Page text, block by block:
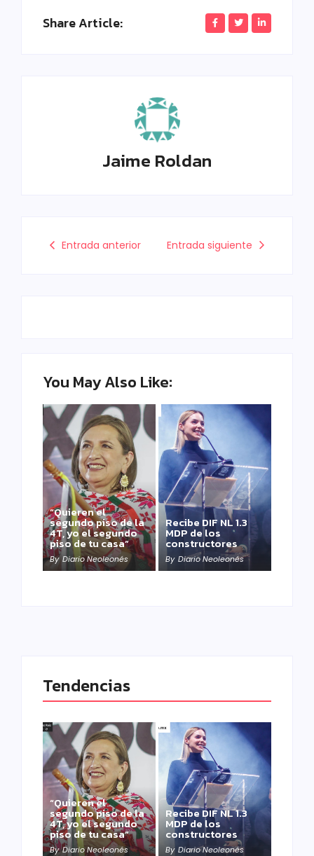
Share Article:
Jaime Roldan
Entrada anterior Entrada siguiente
You May Also Like:
“Quieren el
segundo piso de la
4T, yo el segundo
piso de tu casa”
By Diario Neoleonés
Recibe DIF NL 1.3
MDP de los
constructores
By Diario Neoleonés
Tendencias
“Quieren el
segundo piso de la
4T, yo el segundo
piso de tu casa”
By Diario Neoleonés
Recibe DIF NL 1.3
MDP de los
constructores
By Diario Neoleonés